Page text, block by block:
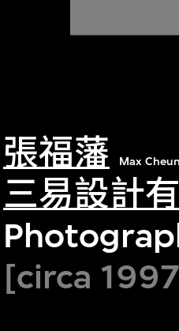
張福藩 Max
三易設計
[circa